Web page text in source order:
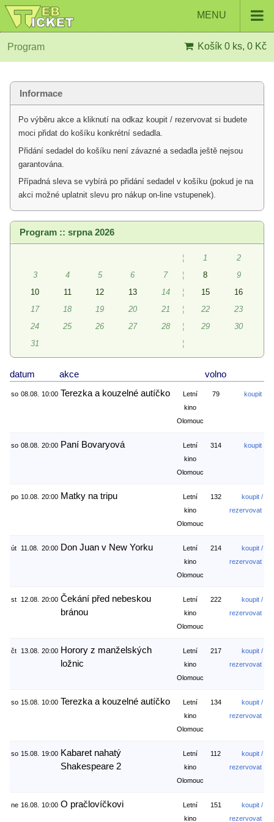
MENU
Program Košík 0 ks, 0 Kč
Informace
Po výběru akce a kliknutí na odkaz koupit / rezervovat si budete
moci přidat do košíku konkrétní sedadla.
Přidání sedadel do košíku není závazné a sedadla ještě nejsou
garantována.
Případná sleva se vybírá po přidání sedadel v košíku (pokud je na
akci možné uplatnit slevu pro nákup on-line vstupenek).
Program :: srpna 2026
¦ 1
2
3
4 5 6 7 ¦ 8
9
10
11 12 13 14 ¦ 15
16
17
18 19 20 21 ¦ 22
23
24
25 26 27 28 ¦ 29
30
31
¦
datum akce volno
so 08.08. 10:00 Terezka a kouzelné autíčko
Letní
kino
Olomouc
79 koupit
so 08.08. 20:00 Paní Bovaryová
Letní
kino
Olomouc
314 koupit
po 10.08. 20:00 Matky na tripu
Letní
kino
Olomouc
132
koupit /
rezervovat
út 11.08. 20:00 Don Juan v New Yorku
Letní
kino
Olomouc
214
koupit /
rezervovat
st 12.08. 20:00 Čekání před nebeskou
bránou
Letní
kino
Olomouc
222
koupit /
rezervovat
čt 13.08. 20:00 Horory z manželských
ložnic
Letní
kino
Olomouc
217
koupit /
rezervovat
so 15.08. 10:00 Terezka a kouzelné autíčko
Letní
kino
Olomouc
134
koupit /
rezervovat
so 15.08. 19:00 Kabaret nahatý
Shakespeare 2
Letní
kino
Olomouc
112
koupit /
rezervovat
ne 16.08. 10:00 O pračlovíčkovi
Letní
kino
151
koupit /
rezervovat